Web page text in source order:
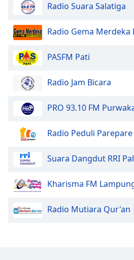
Radio Suara Salatiga
Radio Gema Merdeka
PASFM Pati
Radio Jam Bicara
PRO 93.10 FM
Radio Peduli Parepare
Suara Dangdut RRI
Kharisma FM
Radio Mutiara Qur'an